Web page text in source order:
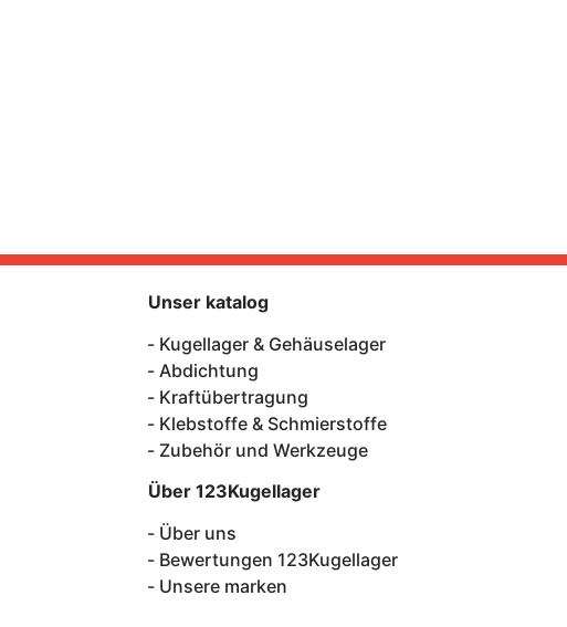
Unser katalog
Kugellager & Gehäuselager
Abdichtung
Kraftübertragung
Klebstoffe & Schmierstoffe
Zubehör und Werkzeuge
Über 123Kugellager
Über uns
Bewertungen 123Kugellager
Unsere marken